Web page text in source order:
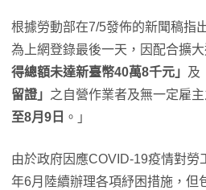
根據勞動部在7/5發佈的新聞稿指
為上網登錄最後一天，因配合擴大
得總額未達新臺幣40萬8千元」
及
留證」 之自營作業者及無一定雇
至8月9日 。」
由於政府因應COVID-19疫情對勞
年6月陸續辦理各項紓困措施，但